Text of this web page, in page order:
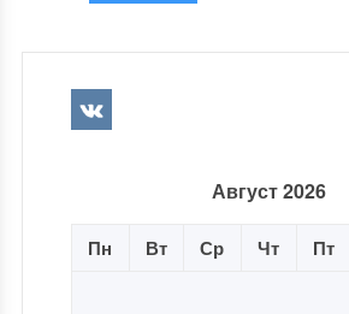
Август 2026
Пн Вт Ср Чт Пт